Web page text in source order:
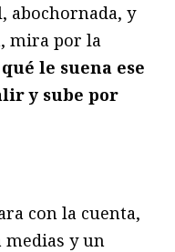
abochornada, y
mira por la
le suena ese
y sube por
con la cuenta,
medias y un